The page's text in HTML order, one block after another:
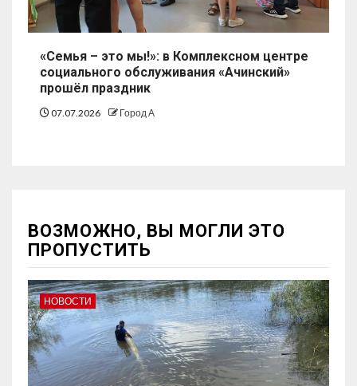
«Семья – это мы!»: в Комплексном центре
социального обслуживания «Ачинский»
прошёл праздник
07.07.2026 Город А
ВОЗМОЖНО, ВЫ МОГЛИ ЭТО
ПРОПУСТИТЬ
НОВОСТИ